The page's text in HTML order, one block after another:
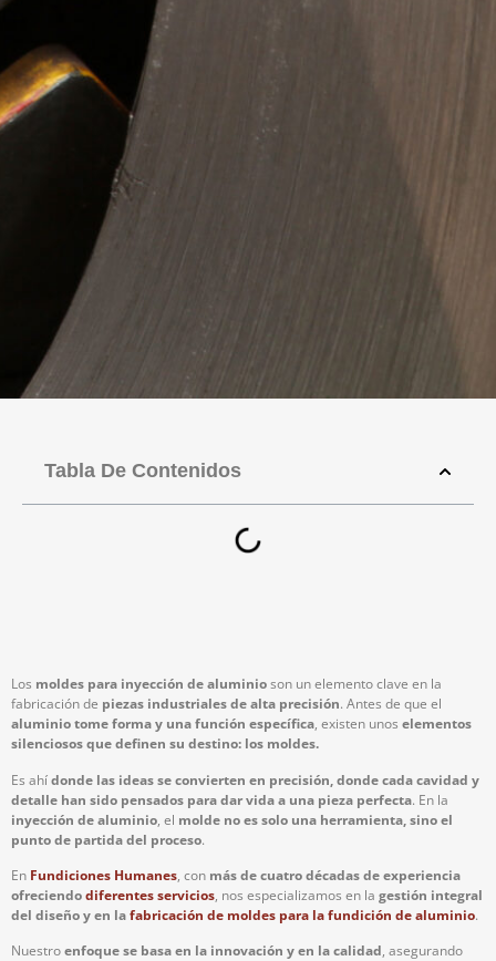
Tabla De Contenidos
Los moldes para inyección de aluminioson un elemento clave en la
fabricación de piezas industriales de alta precisión. Antes de que el
aluminiotome forma y una función específica, existen unos elementos
silenciosos que definen su destino: los moldes.
Es ahídonde las ideas se convierten en precisión, donde cada cavidad y
detalle han sido pensados para dar vida a una pieza perfecta. En la
inyección de aluminio, el molde no es solo una herramienta, sino el
punto de partida del proceso.
En Fundiciones Humanes, con más de cuatro décadas de experiencia
ofreciendodiferentes servicios, nos especializamos en la gestión integral
del diseño y en lafabricación de moldes para la fundición de aluminio.
Nuestroenfoque se basa en la innovación y en la calidad, asegurando